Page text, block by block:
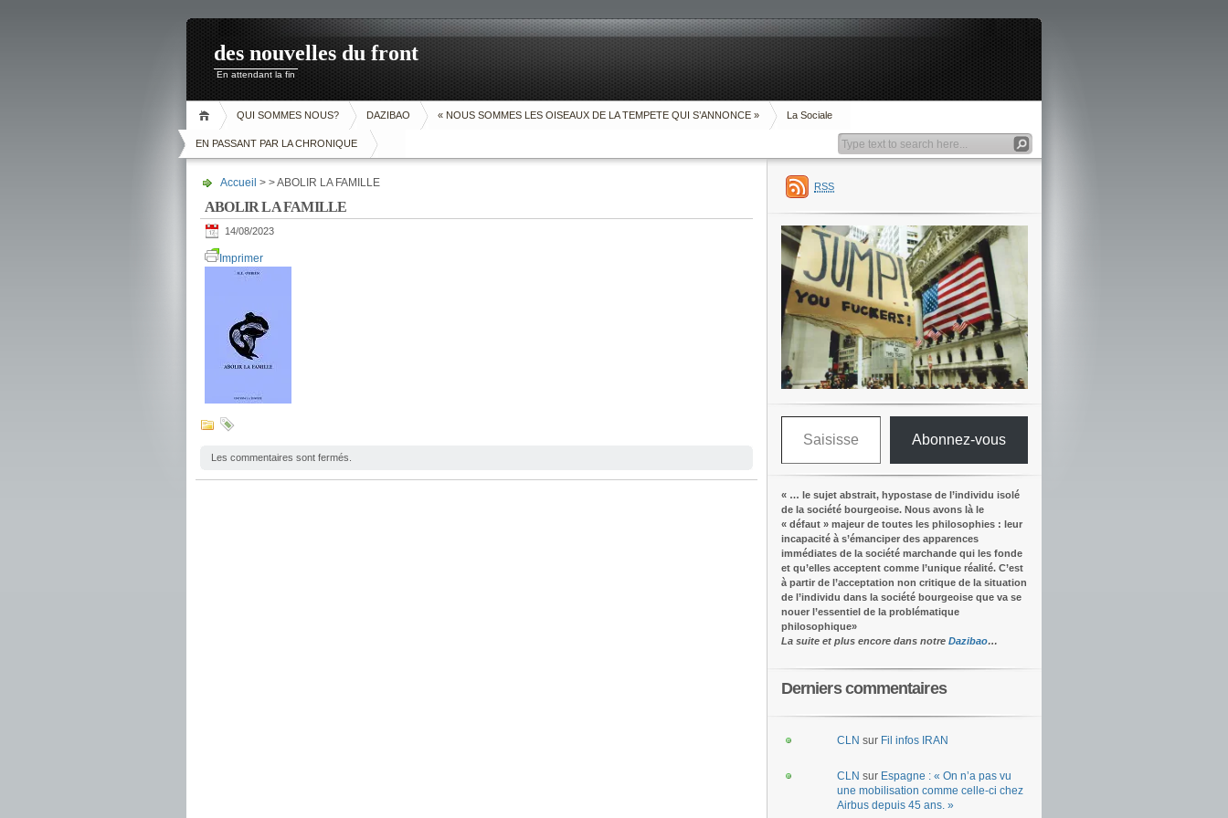
des nouvelles du front
En attendant la fin
QUI SOMMES NOUS? DAZIBAO « NOUS SOMMES LES OISEAUX DE LA TEMPETE QUI S’ANNONCE » La Sociale
EN PASSANT PAR LA CHRONIQUE
Accueil > > ABOLIR LA FAMILLE
ABOLIR LA FAMILLE
14/08/2023
Imprimer
Les commentaires sont fermés.
RSS
Saisissez votre adresse e-mail…
Abonnez-vous
« … le sujet abstrait, hypostase de l’individu isolé
de la société bourgeoise. Nous avons là le
« défaut » majeur de toutes les philosophies : leur
incapacité à s’émanciper des apparences
immédiates de la société marchande qui les fonde
et qu’elles acceptent comme l’unique réalité. C’est
à partir de l’acceptation non critique de la situation
de l’individu dans la société bourgeoise que va se
nouer l’essentiel de la problématique
philosophique»
La suite et plus encore dans notre Dazibao…
Derniers commentaires
CLN sur Fil infos IRAN
CLN sur Espagne : « On n’a pas vu
une mobilisation comme celle-ci chez
Airbus depuis 45 ans. »